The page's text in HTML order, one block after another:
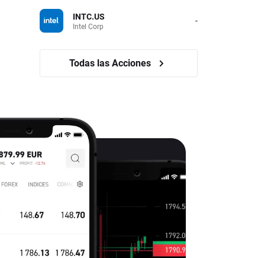
INTC.US
Intel Corp -
Todas las Acciones